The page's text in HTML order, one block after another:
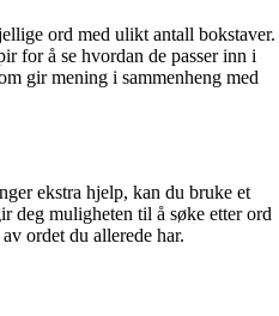
ord med ulikt antall bokstaver.
for å se hvordan de passer inn i
gir mening i sammenheng med
ekstra hjelp, kan du bruke et
deg muligheten til å søke etter ord
ordet du allerede har.